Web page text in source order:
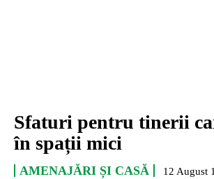
Sfaturi pentru tinerii
în spații mici
AMENAJĂRI ȘI CASĂ 12 August